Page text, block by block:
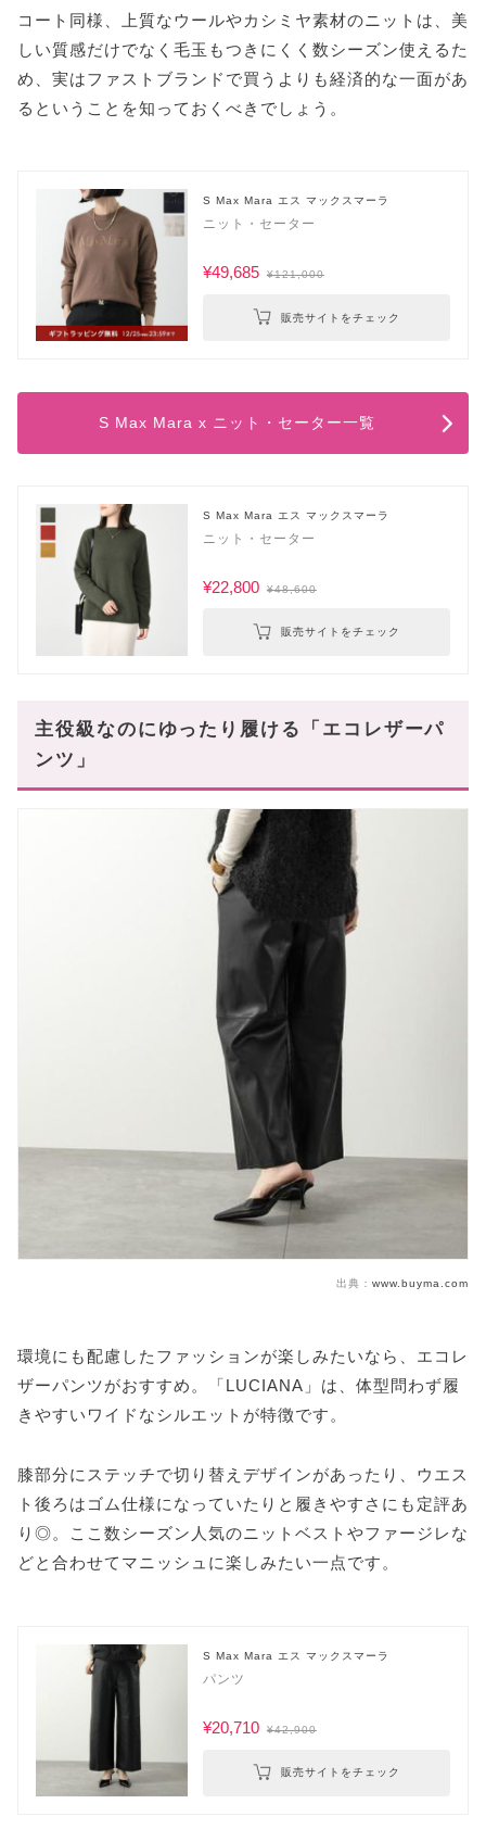
コート同様、上質なウールやカシミヤ素材のニットは、美
しい質感だけでなく毛玉もつきにくく数シーズン使えるた
め、実はファストブランドで買うよりも経済的な一面があ
るということを知っておくべきでしょう。
S Max Mara エス マックスマーラ
ニット・セーター
¥49,685 ¥121,000
販売サイトをチェック
S Max Mara x ニット・セーター一覧
S Max Mara エス マックスマーラ
ニット・セーター
¥22,800 ¥48,600
販売サイトをチェック
主役級なのにゆったり履ける「エコレザーパ
ンツ」
出典： www.buyma.com
環境にも配慮したファッションが楽しみたいなら、エコレ
ザーパンツがおすすめ。「LUCIANA」は、体型問わず履
きやすいワイドなシルエットが特徴です。
膝部分にステッチで切り替えデザインがあったり、ウエス
ト後ろはゴム仕様になっていたりと履きやすさにも定評あ
り◎。ここ数シーズン人気のニットベストやファージレな
どと合わせてマニッシュに楽しみたい一点です。
S Max Mara エス マックスマーラ
パンツ
¥20,710 ¥42,900
販売サイトをチェック